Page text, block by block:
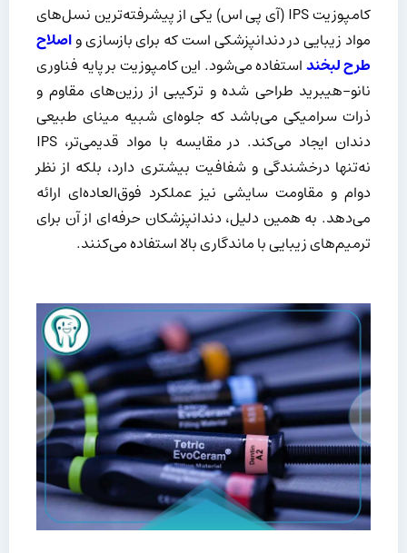
کامپوزیت IPS (آی‌ پی‌ اس) یکی از پیشرفته‌ترین نسل‌های
مواد زیبایی در دندانپزشکی است که برای بازسازی واصلاح
طرح لبخنداستفاده می‌شود. این کامپوزیت بر پایه فناوری
نانو-هیبرید طراحی شده و ترکیبی از رزین‌های مقاوم و
ذرات سرامیکی می‌باشد که جلوه‌ای شبیه مینای طبیعی
دندان ایجاد می‌کند. در مقایسه با مواد قدیمی‌تر، IPS
نه‌تنها درخشندگی و شفافیت بیشتری دارد، بلکه از نظر
دوام و مقاومت سایشی نیز عملکرد فوق‌العاده‌ای ارائه
می‌دهد. به همین دلیل، دندانپزشکان حرفه‌ای از آن برای
ترمیم‌های زیبایی با ماندگاری بالا استفاده می‌کنند.